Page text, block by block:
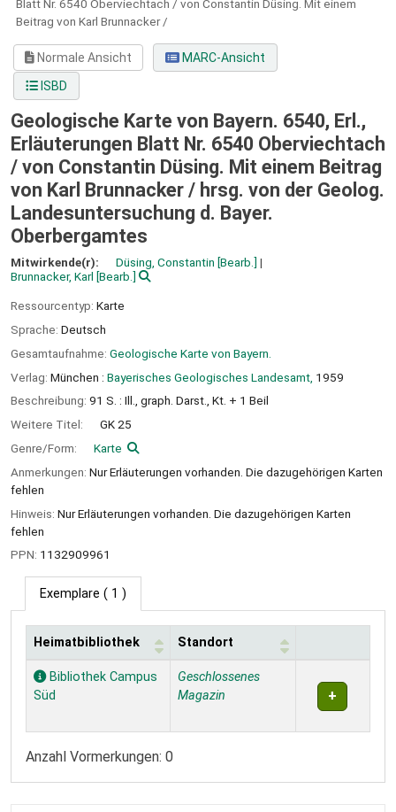
Blatt Nr. 6540 Oberviechtach / von Constantin Düsing. Mit einem
Beitrag von Karl Brunnacker /
Normale Ansicht
MARC-Ansicht
ISBD
Geologische Karte von Bayern. 6540, Erl.,
Erläuterungen Blatt Nr. 6540 Oberviechtach
/ von Constantin Düsing. Mit einem Beitrag
von Karl Brunnacker / hrsg. von der Geolog.
Landesuntersuchung d. Bayer.
Oberbergamtes
Mitwirkende(r): Düsing, Constantin [Bearb.]
Brunnacker, Karl [Bearb.]
Ressourcentyp: Karte
Sprache: Deutsch
Gesamtaufnahme: Geologische Karte von Bayern.
Verlag: München : Bayerisches Geologisches Landesamt, 1959
Beschreibung: 91 S. : Ill., graph. Darst., Kt. + 1 Beil
Weitere Titel:
GK 25
Genre/Form:
Karte
Anmerkungen: Nur Erläuterungen vorhanden. Die dazugehörigen Karten
fehlen
Hinweis: Nur Erläuterungen vorhanden. Die dazugehörigen Karten
fehlen
PPN: 1132909961
Exemplare ( 1 )
Exemplare
Heimatbibliothek Standort
Bibliothek Campus
Süd
Geschlossenes
Magazin
Anzahl Vormerkungen: 0